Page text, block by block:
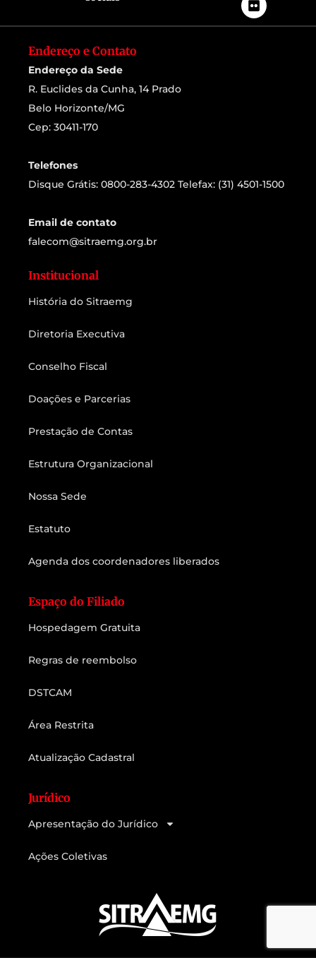
Endereço e Contato
Endereço da Sede
R. Euclides da Cunha, 14 Prado
Belo Horizonte/MG
Cep: 30411-170
Telefones
Disque Grátis: 0800-283-4302 Telefax: (31) 4501-1500
Email de contato
falecom@sitraemg.org.br
Institucional
História do Sitraemg
Diretoria Executiva
Conselho Fiscal
Doações e Parcerias
Prestação de Contas
Estrutura Organizacional
Nossa Sede
Estatuto
Agenda dos coordenadores liberados
Espaço do Filiado
Hospedagem Gratuita
Regras de reembolso
DSTCAM
Área Restrita
Atualização Cadastral
Jurídico
Apresentação do Jurídico
Ações Coletivas